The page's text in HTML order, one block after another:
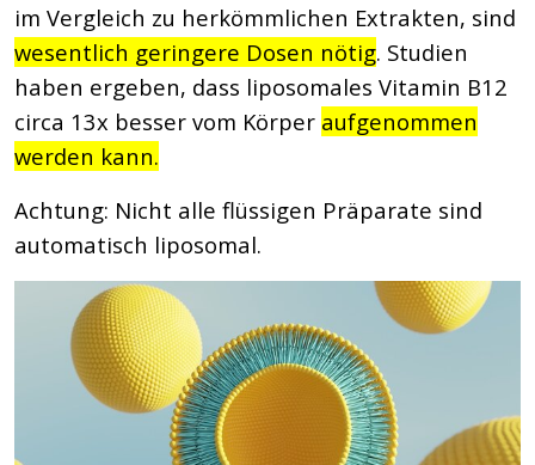
im Vergleich zu herkömmlichen Extrakten, sind
wesentlich geringere Dosen nötig. Studien
haben ergeben, dass liposomales Vitamin B12
circa 13x besser vom Körper aufgenommen
werden kann.
Achtung: Nicht alle flüssigen Präparate sind
automatisch liposomal.